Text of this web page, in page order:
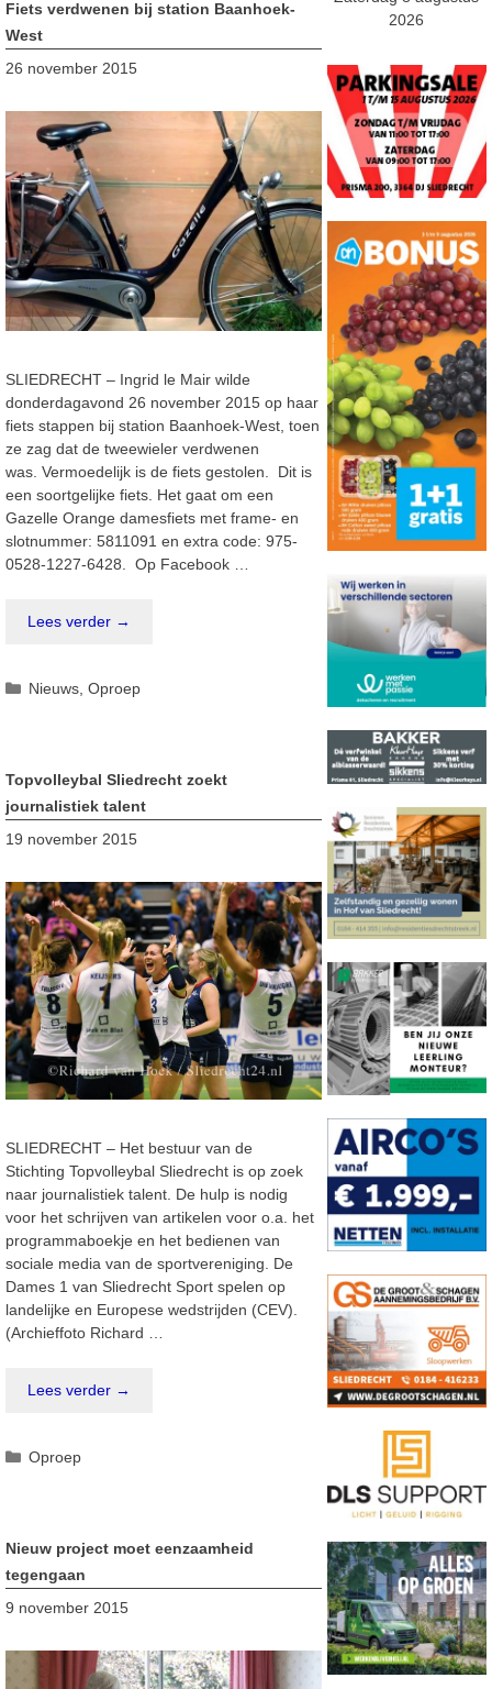
Fiets verdwenen bij station Baanhoek-
West
26 november 2015
SLIEDRECHT – Ingrid le Mair wilde
donderdagavond 26 november 2015 op haar
fiets stappen bij station Baanhoek-West, toen
ze zag dat de tweewieler verdwenen
was. Vermoedelijk is de fiets gestolen. Dit is
een soortgelijke fiets. Het gaat om een
Gazelle Orange damesfiets met frame- en
slotnummer: 5811091 en extra code: 975-
0528-1227-6428. Op Facebook …
Lees verder →
Categorieën
Nieuws,Oproep
Topvolleybal Sliedrecht zoekt
journalistiek talent
19 november 2015
SLIEDRECHT – Het bestuur van de
Stichting Topvolleybal Sliedrecht is op zoek
naar journalistiek talent. De hulp is nodig
voor het schrijven van artikelen voor o.a. het
programmaboekje en het bedienen van
sociale media van de sportvereniging. De
Dames 1 van Sliedrecht Sport spelen op
landelijke en Europese wedstrijden (CEV).
(Archieffoto Richard …
Lees verder →
Categorieën
Oproep
Nieuw project moet eenzaamheid
tegengaan
9 november 2015
2026